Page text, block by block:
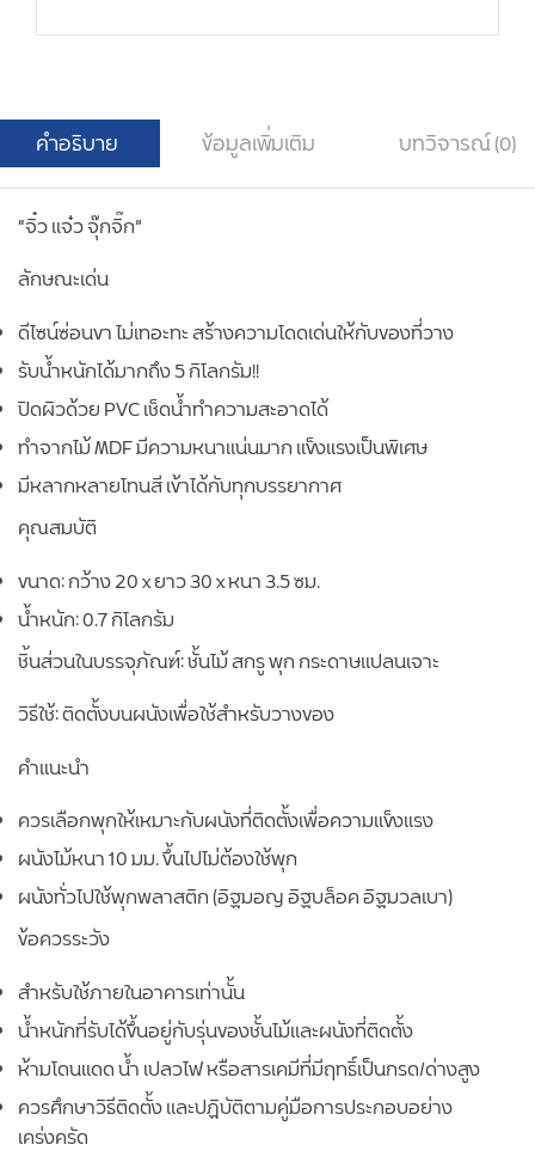
คำอธิบาย ข้อมูลเพิ่มเติม บทวิจารณ์ (0)
“จิ๋ว แจ๋ว จุ๊กจิ๊ก”
ลักษณะเด่น
ดีไซน์ซ่อนขา ไม่เทอะทะ สร้างความโดดเด่นให้กับของที่วาง
รับน้ำหนักได้มากถึง 5 กิโลกรัม!!
ปิดผิวด้วย PVC เช็ดน้ำทำความสะอาดได้
ทำจากไม้ MDF มีความหนาแน่นมาก แข็งแรงเป็นพิเศษ
มีหลากหลายโทนสี เข้าได้กับทุกบรรยากาศ
คุณสมบัติ
ขนาด: กว้าง 20 x ยาว 30 x หนา 3.5 ซม.
น้ำหนัก: 0.7 กิโลกรัม
ชิ้นส่วนในบรรจุภัณฑ์: ชั้นไม้ สกรู พุก กระดาษแปลนเจาะ
วิธีใช้: ติดตั้งบนผนังเพื่อใช้สำหรับวางของ
คำแนะนำ
ควรเลือกพุกให้เหมาะกับผนังที่ติดตั้งเพื่อความแข็งแรง
ผนังไม้หนา 10 มม. ขึ้นไปไม่ต้องใช้พุก
ผนังทั่วไปใช้พุกพลาสติก (อิฐมอญ อิฐบล็อค อิฐมวลเบา)
ข้อควรระวัง
สำหรับใช้ภายในอาคารเท่านั้น
น้ำหนักที่รับได้ขึ้นอยู่กับรุ่นของชั้นไม้และผนังที่ติดตั้ง
ห้ามโดนแดด น้ำ เปลวไฟ หรือสารเคมีที่มีฤทธิ์เป็นกรด/ด่างสูง
ควรศึกษาวิธีติดตั้ง และปฏิบัติตามคู่มือการประกอบอย่าง
เคร่งครัด